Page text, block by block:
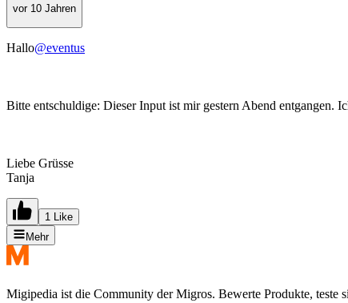
vor 10 Jahren
Hallo@eventus
Bitte entschuldige: Dieser Input ist mir gestern Abend entgangen.
Liebe Grüsse
Tanja
1 Like
Mehr
Migipedia ist die Community der Migros. Bewerte Produkte, teste